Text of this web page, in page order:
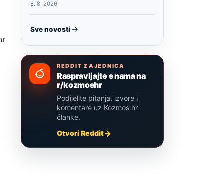
8. 8. 2026.
Sve novosti
REDDIT ZAJEDNICA
Raspravljajte s nama na
r/kozmoshr
Podijelite pitanja, izvore i
komentare uz Kozmos.hr
članke.
Otvori Reddit